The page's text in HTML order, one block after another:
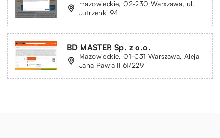
mazowieckie, 02-230 Warszawa, ul.
Jutrzenki 94
BD MASTER Sp. z o.o.
Mazowieckie, 01-031 Warszawa, Aleja
Jana Pawła II 61/229